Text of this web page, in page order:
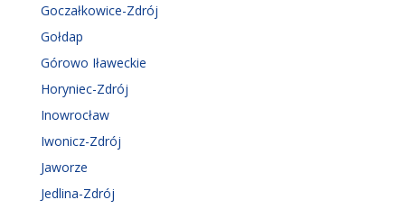
Goczałkowice-Zdrój
Gołdap
Górowo Iławeckie
Horyniec-Zdrój
Inowrocław
Iwonicz-Zdrój
Jaworze
Jedlina-Zdrój